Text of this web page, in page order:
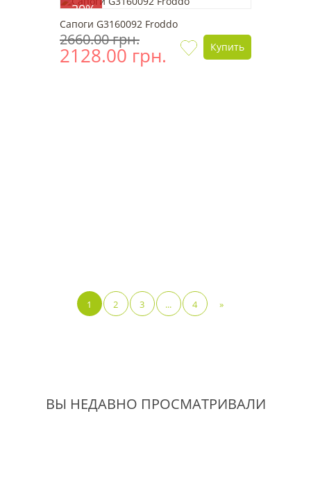
-20%
Сапоги G3160092 Froddo
2660.00 грн.
2128.00 грн. Купить
1 2 3 ... 4 »
ВЫ НЕДАВНО ПРОСМАТРИВАЛИ